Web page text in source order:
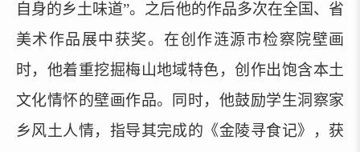
自身的乡土味道”。之后他的作品多次在全国、省
美术作品展中获奖。在创作涟源市检察院壁画
时，他着重挖掘梅山地域特色，创作出饱含本土
文化情怀的壁画作品。同时，他鼓励学生洞察家
乡风土人情，指导其完成的《金陵寻食记》，获